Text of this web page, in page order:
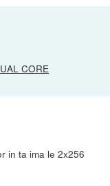
CORE
in ta ima le 2x256